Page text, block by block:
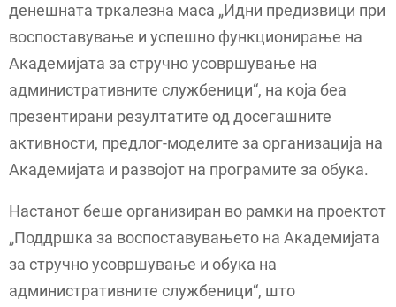
денешната тркалезна маса „Идни предизвици при
воспоставување и успешно функционирање на
Академијата за стручно усовршување на
административните службеници“, на која беа
презентирани резултатите од досегашните
активности, предлог-моделите за организација на
Академијата и развојот на програмите за обука.
Настанот беше организиран во рамки на проектот
„Поддршка за воспоставувањето на Академијата
за стручно усовршување и обука на
административните службеници“, што